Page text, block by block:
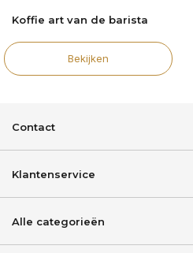
Koffie art van de barista
Bekijken
Contact
Klantenservice
Alle categorieën